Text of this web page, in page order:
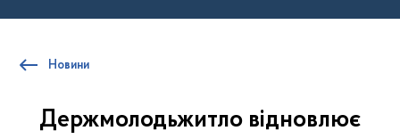
Новини
Держмолодьжитло відновлює